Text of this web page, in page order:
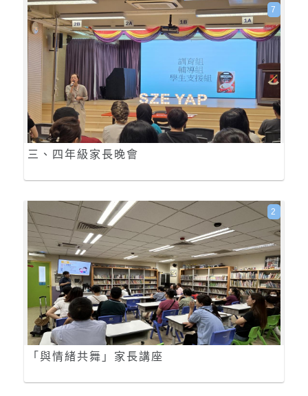
三、四年級家長晚會
7
「與情緒共舞」家長講座
2